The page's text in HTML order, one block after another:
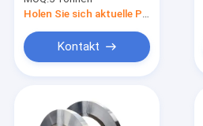
Produkte
Holen Sie sich aktuelle Preis
Kontakt